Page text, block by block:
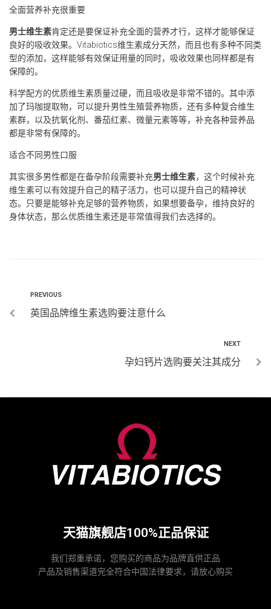
全面营养补充很重要
男士维生素肯定还是要保证补充全面的营养才行，这样才能够保证
良好的吸收效果。Vitabiotics维生素成分天然，而且也有多种不同类
型的添加，这样能够有效保证用量的同时，吸收效果也同样都是有
保障的。
科学配方的优质维生素质量过硬，而且吸收是非常不错的。其中添
加了玛咖提取物，可以提升男性生殖营养物质，还有多种复合维生
素群，以及抗氧化剂、番茄红素、微量元素等等，补充各种营养品
都是非常有保障的。
适合不同男性口服
其实很多男性都是在备孕阶段需要补充男士维生素，这个时候补充
维生素可以有效提升自己的精子活力，也可以提升自己的精神状
态。只要是能够补充足够的营养物质，如果想要备孕，维持良好的
身体状态，那么优质维生素还是非常值得我们去选择的。
PREVIOUS
英国品牌维生素选购要注意什么
NEXT
孕妇钙片选购要关注其成分
天猫旗舰店100%正品保证
我们郑重承诺，您购买的商品为品牌直供正品
产品及销售渠道完全符合中国法律要求，请放心购买